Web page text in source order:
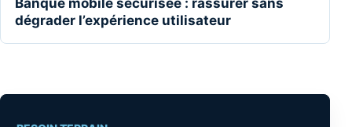
dégrader l’expérience utilisateur